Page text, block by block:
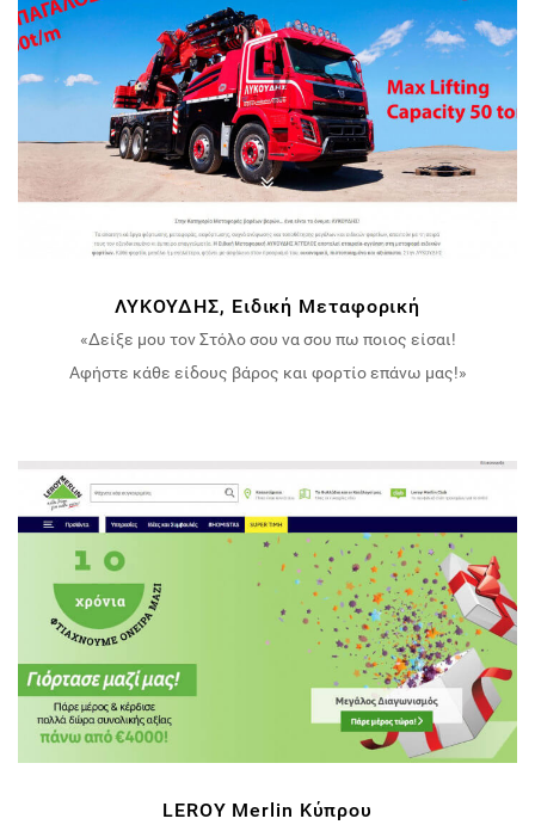
ΛΥΚΟΥΔΗΣ, Ειδική Μεταφορική
«Δείξε μου τον Στόλο σου να σου πω ποιος είσαι!
Αφήστε κάθε είδους βάρος και φορτίο επάνω μας!»
LEROY Merlin Κύπρου